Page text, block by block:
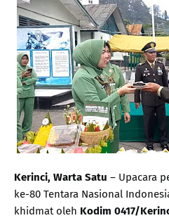
Kerinci, Warta Satu – Upacara
ke-80 Tentara Nasional
khidmat oleh Kodim 0417/